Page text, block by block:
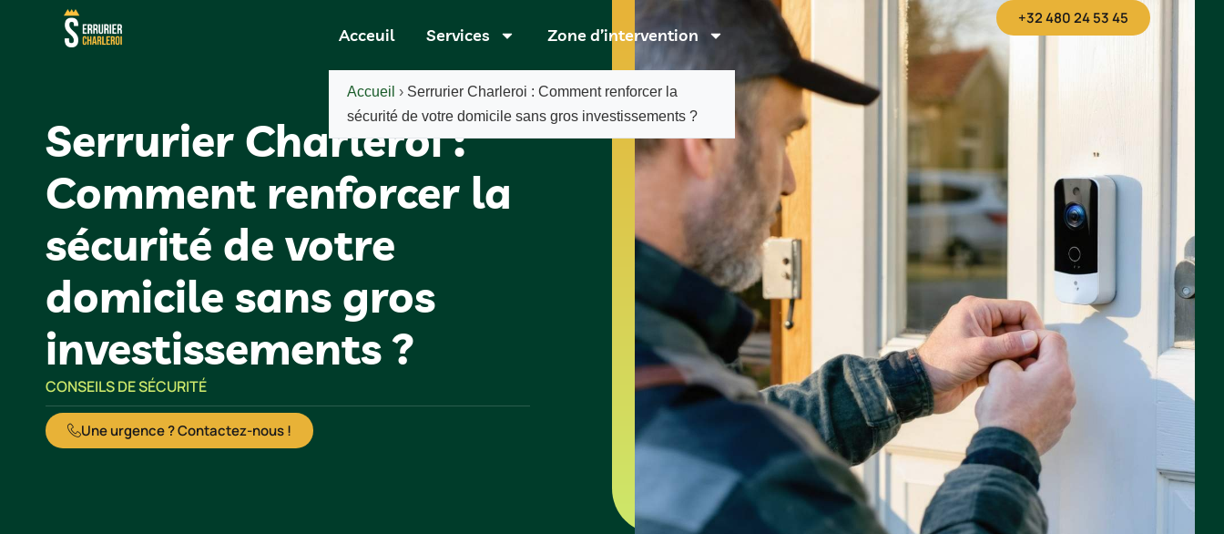
Serrurier Charleroi :
Comment renforcer la
sécurité de votre
domicile sans gros
investissements ?
CONSEILS DE SÉCURITÉ
Une urgence ? Contactez-nous !
Acceuil Services Zone d’intervention
Accueil › Serrurier Charleroi : Comment renforcer la
sécurité de votre domicile sans gros investissements ?
+32 480 24 53 45